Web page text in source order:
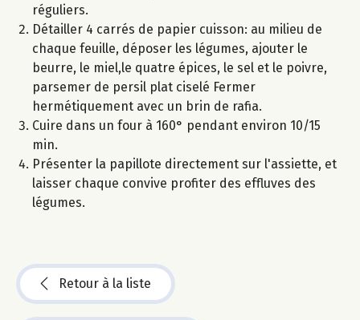
réguliers.
Détailler 4 carrés de papier cuisson: au milieu de
chaque feuille, déposer les légumes, ajouter le
beurre, le miel,le quatre épices, le sel et le poivre,
parsemer de persil plat ciselé Fermer
hermétiquement avec un brin de rafia.
Cuire dans un four à 160° pendant environ 10/15
min.
Présenter la papillote directement sur l'assiette, et
laisser chaque convive profiter des effluves des
légumes.
Retour à la liste